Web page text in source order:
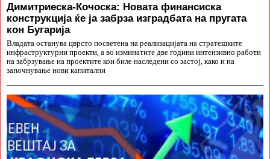
Димитриеска-Кочоска: Новата финансиска
конструкција ќе ја забрза изградбата на пругата
кон Бугарија
Владата останува цврсто посветена на реализацијата на стратешките
инфраструктурни проекти, а во изминатите две години интензивно работи
на забрзување на проектите кои биле наследени со застој, како и на
започнување нови капитални